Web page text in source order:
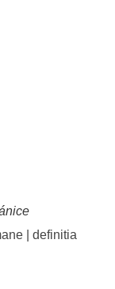
| definitia